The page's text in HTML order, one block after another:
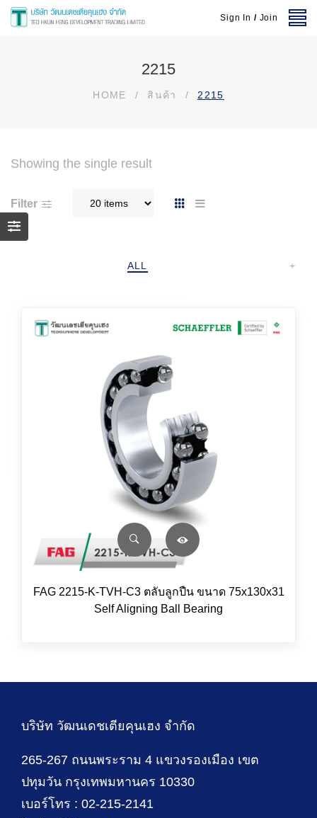
Sign In / Join
2215
HOME / สินค้า / 2215
Showing the single result
Filter
ALL +
FAG 2215-K-TVH-C3 ตลับลูกปืน ขนาด 75x130x31
Self Aligning Ball Bearing
บริษัท วัฒนเดชเตียคุนเฮง จำกัด
265-267 ถนนพระราม 4 แขวงรองเมือง เขต
ปทุมวัน กรุงเทพมหานคร 10330
เบอร์โทร : 02-215-2141